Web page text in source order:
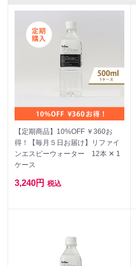
【定期商品】10%OFF ￥360お
得！【毎月５日お届け】リファイ
ンエスピーウォーター 12本 ✕ 1
ケース
3,240円 税込